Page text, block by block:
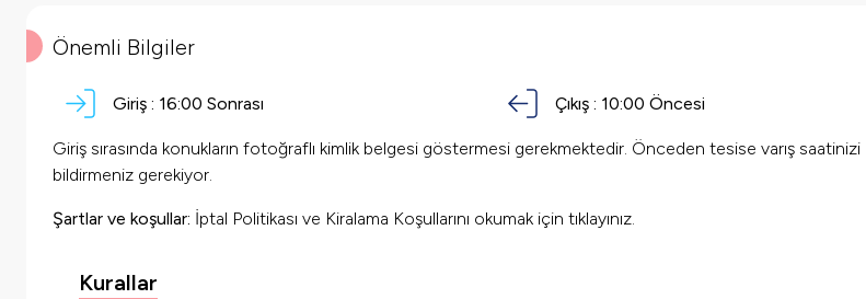
Önemli Bilgiler
Giriş : 16:00 Sonrası Çıkış : 10:00 Öncesi
Giriş sırasında konukların fotoğraflı kimlik belgesi göstermesi gerekmektedir. Önceden tesise varış saatinizi
bildirmeniz gerekiyor.
Şartlar ve koşullar: İptal Politikası ve Kiralama Koşullarını okumak için tıklayınız.
Kurallar